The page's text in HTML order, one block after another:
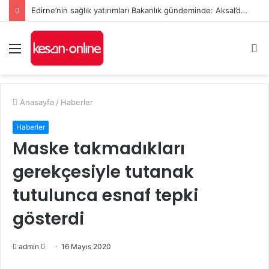
Edirne’nin sağlık yatırımları Bakanlık gündeminde: Aksal’dan Keşan için iki önemli talep
Menü
...
Anasayfa / Haberler
Haberler
Maske takmadıkları
gerekçesiyle tutanak
tutulunca esnaf tepki
gösterdi
admin 16 Mayıs 2020